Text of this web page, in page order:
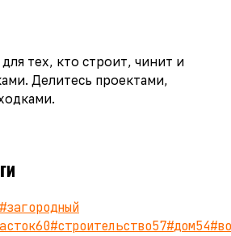
тех, кто строит, чинит и
Делитесь проектами,
#загородный
60#строительство57#дом54#